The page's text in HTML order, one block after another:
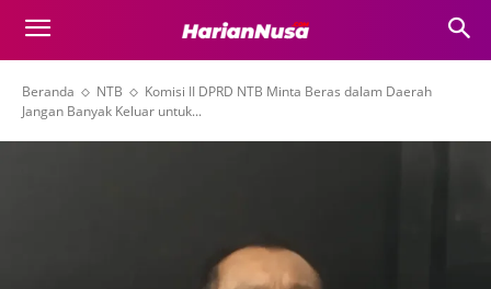
Beranda NTB
Komisi II DPRD NTB Minta Beras dalam Daerah
Jangan Banyak Keluar untuk...